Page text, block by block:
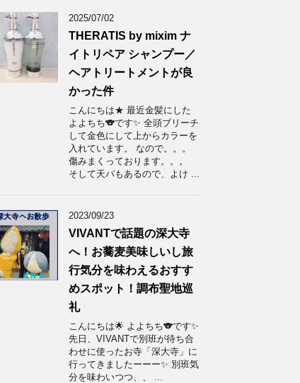
2025/07/02
THERATIS by mixim ナ
イトリペア シャンプー／
ヘアトリートメントが良
かった件
こんにちは★ 最近金髪にした
よよちち🐨です✨ 全頭ブリーチ
して金色にして上からカラーを
入れています。 なので。。。
傷みまくっております。。。
そして天パもあるので、よけ ...
2023/09/23
VIVANTで話題の深大寺
へ！お蕎麦美味しいし旅
行気分を味わえるおすす
めスポット！調布聖地巡
礼
こんにちは🌟 よよちち🐨です✨
先日、VIVANTで別班が待ち合
わせに使ったお寺「深大寺」に
行ってきましたーーー✨ 別班気
分を味わいつつ、、 ...